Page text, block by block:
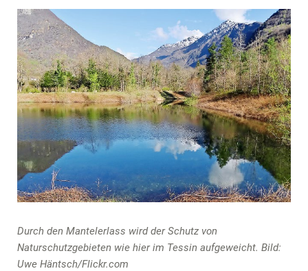
Durch den Mantelerlass wird der Schutz von
Naturschutzgebieten wie hier im Tessin aufgeweicht. Bild:
Uwe Häntsch/Flickr.com